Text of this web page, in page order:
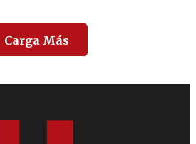
Carga Más